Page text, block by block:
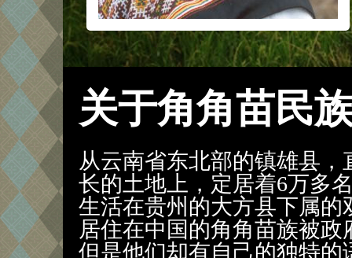
关于角角苗民
从云南省东北部的镇雄县
长的土地上，定居着6万多
生活在贵州的大方县下属
居住在中国的角角苗族被
但是他们却有自己的独特